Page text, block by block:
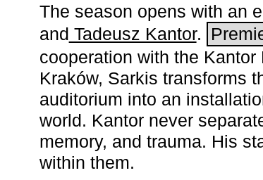
The season opens with an
and Tadeusz Kantor.
cooperation with the
Kraków, Sarkis transforms
auditorium into an
world. Kantor never
memory, and trauma. His
within them.